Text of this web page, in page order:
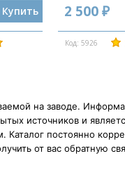
Купить 2 500 ₽
Код: 5926
на заводе.
источников и
постоянно
от вас обратную